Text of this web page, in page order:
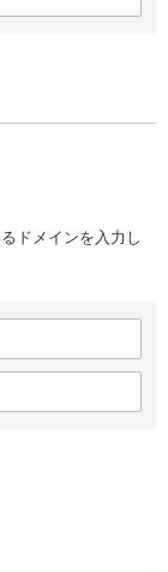
ドメインを入力し